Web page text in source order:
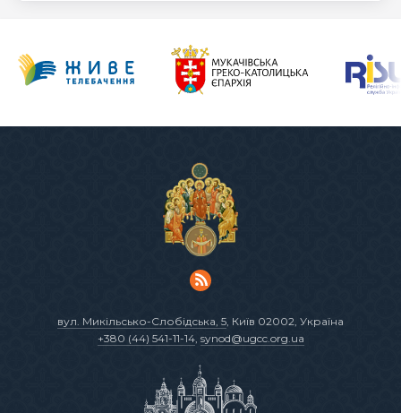
вул. Микільсько-Слобідська, 5, Київ 02002, Україна
+380 (44) 541-11-14, synod@ugcc.org.ua